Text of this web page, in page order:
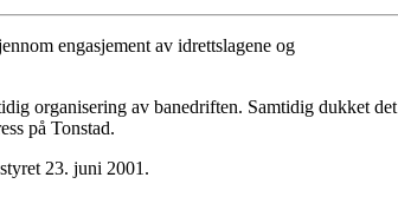
engasjement av idrettslagene og
organisering av banedriften. Samtidig dukket det
på Tonstad.
23. juni 2001.